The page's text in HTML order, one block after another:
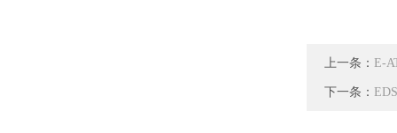
上一条： E-
下一条：